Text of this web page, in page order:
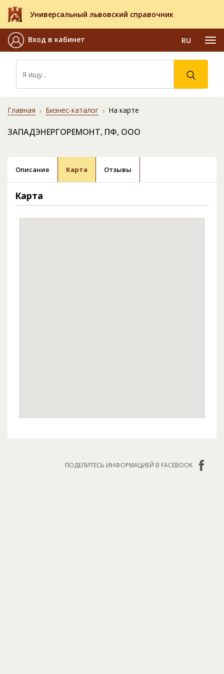
Универсальный львовский справочник
Вход в кабинет RU
Главная Бизнес-каталог На карте
ЗАПАДЭНЕРГОРЕМОНТ, ПФ, ООО
Описание Карта Отзывы
Карта
ПОДЕЛИТЕСЬ ИНФОРМАЦИЕЙ В FACEBOOK